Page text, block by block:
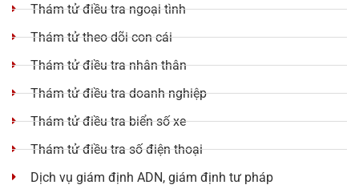
Thám tử điều tra ngoại tình
Thám tử theo dõi con cái
Thám tử điều tra nhân thân
Thám tử điều tra doanh nghiệp
Thám tử điều tra biển số xe
Thám tử điều tra số điện thoại
Dịch vụ giám định ADN, giám định tư pháp